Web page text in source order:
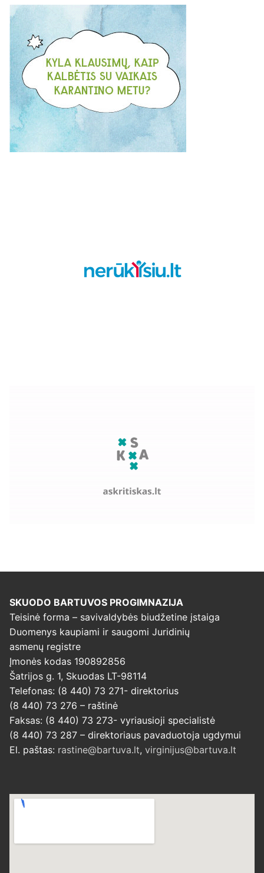
SKUODO BARTUVOS PROGIMNAZIJA
Teisinė forma – savivaldybės biudžetine įstaiga
Duomenys kaupiami ir saugomi Juridinių
asmenų registre
Įmonės kodas 190892856
Šatrijos g. 1, Skuodas LT-98114
Telefonas: (8 440) 73 271- direktorius
(8 440) 73 276 – raštinė
Faksas: (8 440) 73 273- vyriausioji specialistė
(8 440) 73 287 – direktoriaus pavaduotoja ugdymui
El. paštas: rastine@bartuva.lt, virginijus@bartuva.lt